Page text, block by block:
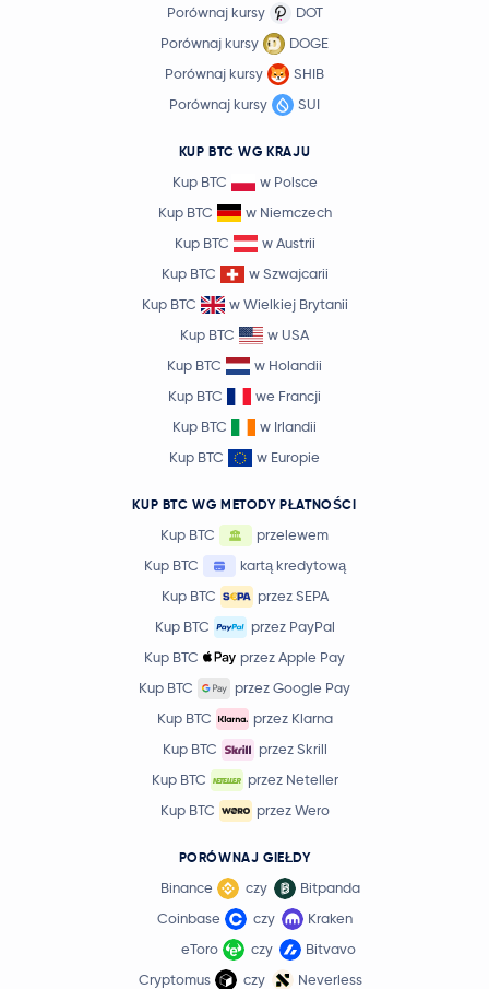
Porównaj kursy
DOT
Porównaj kursy
DOGE
Porównaj kursy
SHIB
Porównaj kursy
SUI
KUP BTC WG KRAJU
Kup BTC
w Polsce
Kup BTC
w Niemczech
Kup BTC
w Austrii
Kup BTC
w Szwajcarii
Kup BTC
w Wielkiej Brytanii
Kup BTC
w USA
Kup BTC
w Holandii
Kup BTC
we Francji
Kup BTC
w Irlandii
Kup BTC
w Europie
KUP BTC WG METODY PŁATNOŚCI
Kup BTC
przelewem
Kup BTC
kartą kredytową
Kup BTC
przez SEPA
Kup BTC
przez PayPal
Kup BTC
przez Apple Pay
Kup BTC
przez Google Pay
Kup BTC
przez Klarna
Kup BTC
przez Skrill
Kup BTC
przez Neteller
Kup BTC
przez Wero
PORÓWNAJ GIEŁDY
Binance czy
Bitpanda
Coinbase
czy
Kraken
eToro
czy
Bitvavo
Cryptomus
czy Neverless